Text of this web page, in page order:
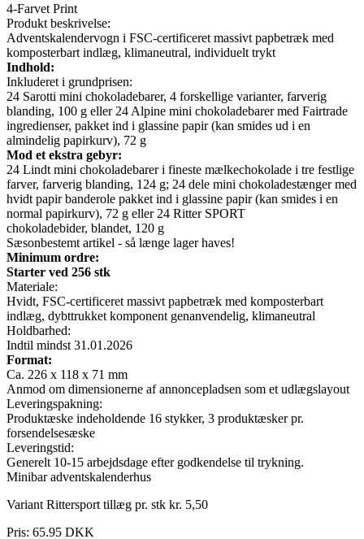
4-Farvet Print
Produkt beskrivelse:
Adventskalendervogn i FSC-certificeret massivt papbetræk med
komposterbart indlæg, klimaneutral, individuelt trykt
Indhold:
Inkluderet i grundprisen:
24 Sarotti mini chokoladebarer, 4 forskellige varianter, farverig
blanding, 100 g eller 24 Alpine mini chokoladebarer med Fairtrade
ingredienser, pakket ind i glassine papir (kan smides ud i en
almindelig papirkurv), 72 g
Mod et ekstra gebyr:
24 Lindt mini chokoladebarer i fineste mælkechokolade i tre festlige
farver, farverig blanding, 124 g; 24 dele mini chokoladestænger med
hvidt papir banderole pakket ind i glassine papir (kan smides i en
normal papirkurv), 72 g eller 24 Ritter SPORT
chokoladebider, blandet, 120 g
Sæsonbestemt artikel - så længe lager haves!
Minimum ordre:
Starter ved 256 stk
Materiale:
Hvidt, FSC-certificeret massivt papbetræk med komposterbart
indlæg, dybttrukket komponent genanvendelig, klimaneutral
Holdbarhed:
Indtil mindst 31.01.2026
Format:
Ca. 226 x 118 x 71 mm
Anmod om dimensionerne af annoncepladsen som et udlægslayout
Leveringspakning:
Produktæske indeholdende 16 stykker, 3 produktæsker pr.
forsendelsesæske
Leveringstid:
Generelt 10-15 arbejdsdage efter godkendelse til trykning.
Minibar adventskalenderhus
Variant Rittersport tillæg pr. stk kr. 5,50
Pris: 65.95 DKK